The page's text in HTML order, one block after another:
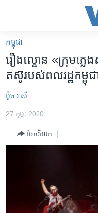
គេហទំព័រ​
ទាក់ទង
រំលង​
និង​
ចូល​
ទៅ​​
ទំព័រ​
កម្ពុជា
អន្តរជាតិ
អាមេរិក
ហេឡូវីអូអេ
កម្ពុជាច្នៃប្រតិដ្ឋ
វិទ្យុ / ផតខាសថ៍
កម្មវិធីទាំងអស់
កម្ពុជា
រឿង​ល្ខោន ​«ក្រុម​ភ្លេ
តស៊ូ​របស់​ពល​រដ្ឋ​កម្ពុជា
ប៉ូច រាសី
27 កុម្ភៈ 2020
ចែករំលែក